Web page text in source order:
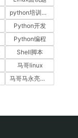
python培训哪家好
Python开发
Python编程
Shell脚本
马哥linux
马哥马永亮，马哥linux讲师，马哥教育ceo